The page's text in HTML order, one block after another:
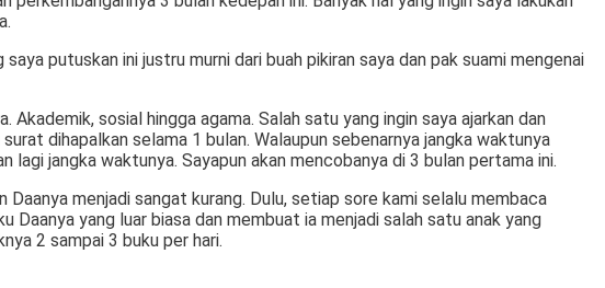
saya putuskan ini justru murni dari buah pikiran saya dan pak suami mengenai
Akademik, sosial hingga agama. Salah satu yang ingin saya ajarkan dan
dihapalkan selama 1 bulan. Walaupun sebenarnya jangka waktunya
jangka waktunya. Sayapun akan mencobanya di 3 bulan pertama ini.
menjadi sangat kurang. Dulu, setiap sore kami selalu membaca
Daanya yang luar biasa dan membuat ia menjadi salah satu anak yang
2 sampai 3 buku per hari.